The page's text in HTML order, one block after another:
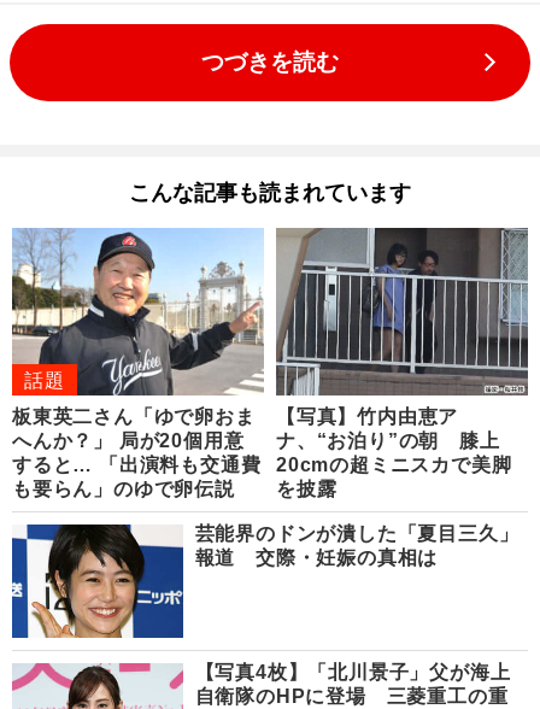
つづきを読む
こんな記事も読まれています
話題
板東英二さん「ゆで卵おま
へんか？」 局が20個用意
すると… 「出演料も交通費
も要らん」のゆで卵伝説
【写真】竹内由恵ア
ナ、“お泊り”の朝 膝上
20cmの超ミニスカで美脚
を披露
芸能界のドンが潰した「夏目三久」
報道 交際・妊娠の真相は
【写真4枚】「北川景子」父が海上
自衛隊のHPに登場 三菱重工の重